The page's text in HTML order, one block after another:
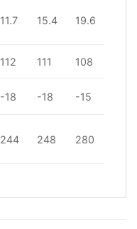
11.7 15.4 19.6
112 111 108
-18 -18 -15
244 248 280